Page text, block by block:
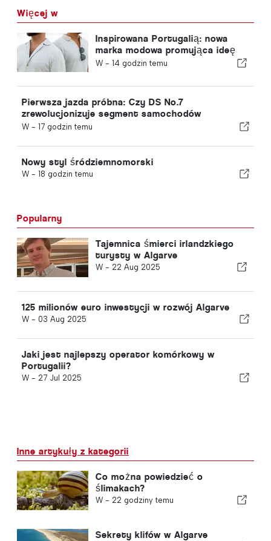
Więcej w
Inspirowana Portugalią: nowa
marka modowa promująca ideę
„slow fashion” – VEMANO
W - 14 godzin temu
Pierwsza jazda próbna: Czy DS No.7
zrewolucjonizuje segment samochodów
elektrycznych?
W - 17 godzin temu
Nowy styl śródziemnomorski
W - 18 godzin temu
Popularny
Tajemnica śmierci irlandzkiego
turysty w Algarve
W - 22 Aug 2025
125 milionów euro inwestycji w rozwój Algarve
W - 03 Aug 2025
Jaki jest najlepszy operator komórkowy w
Portugalii?
W - 27 Jul 2025
Inne artykuły z kategorii
Co można powiedzieć o
ślimakach?
W - 22 godziny temu
Sekrety klifów w Algarve